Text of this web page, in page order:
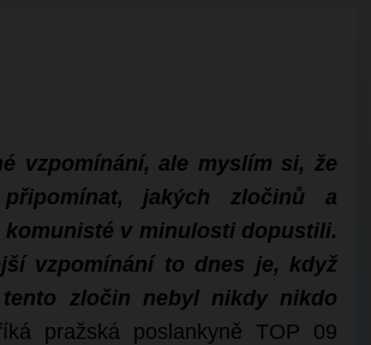
vzpomínání, ale myslím si, že
jakých zločinů a
komunisté v minulosti dopustili.
vzpomínání to dnes je, když
zločin nebyl nikdy nikdo
pražská poslankyně TOP 09